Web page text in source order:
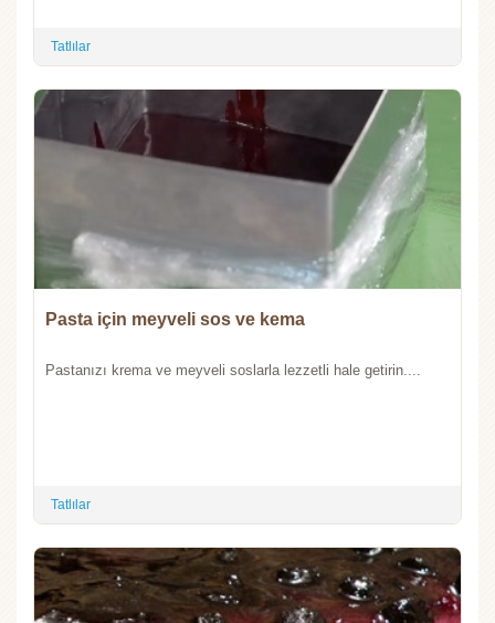
Tatlılar
Pasta için meyveli sos ve kema
Pastanızı krema ve meyveli soslarla lezzetli hale getirin....
Tatlılar